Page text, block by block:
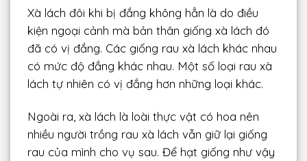
Xà lách đôi khi bị đắng không hẳn là do điều
kiện ngoại cảnh mà bản thân giống xà lách đó
đã có vị đắng. Các giống rau xà lách khác nhau
có mức độ đắng khác nhau. Một số loại rau xà
lách tự nhiên có vị đắng hơn những loại khác.
Ngoài ra, xà lách là loài thực vật có hoa nên
nhiều người trồng rau xà lách vẫn giữ lại giống
rau của mình cho vụ sau. Để hạt giống như vậy